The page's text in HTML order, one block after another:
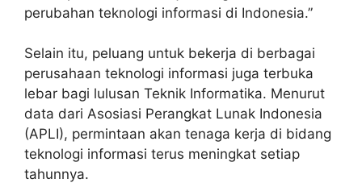
perubahan teknologi informasi di Indonesia.”
Selain itu, peluang untuk bekerja di berbagai
perusahaan teknologi informasi juga terbuka
lebar bagi lulusan Teknik Informatika. Menurut
data dari Asosiasi Perangkat Lunak Indonesia
(APLI), permintaan akan tenaga kerja di bidang
teknologi informasi terus meningkat setiap
tahunnya.